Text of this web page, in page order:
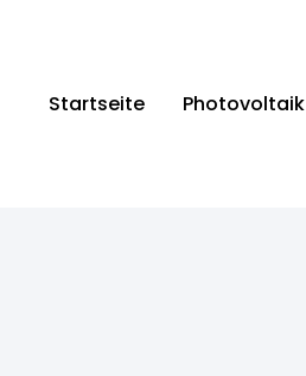
Startseite Photovoltaik